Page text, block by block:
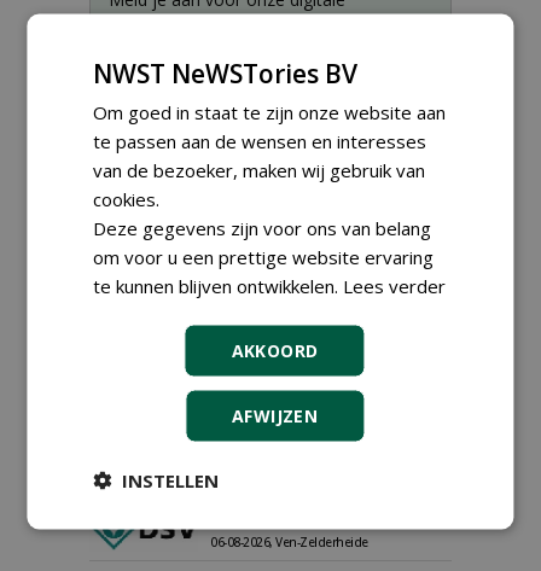
Proefveldmedewerker/
landbouwmachines bij DSV
zaden Nederland B.V.
06-08-2026, Ven-Zelderheide
NWST NeWSTories BV
Om goed in staat te zijn onze website aan
te passen aan de wensen en interesses
van de bezoeker, maken wij gebruik van
cookies.
Deze gegevens zijn voor ons van belang
om voor u een prettige website ervaring
te kunnen blijven ontwikkelen. Lees verder
AKKOORD
AFWIJZEN
INSTELLEN